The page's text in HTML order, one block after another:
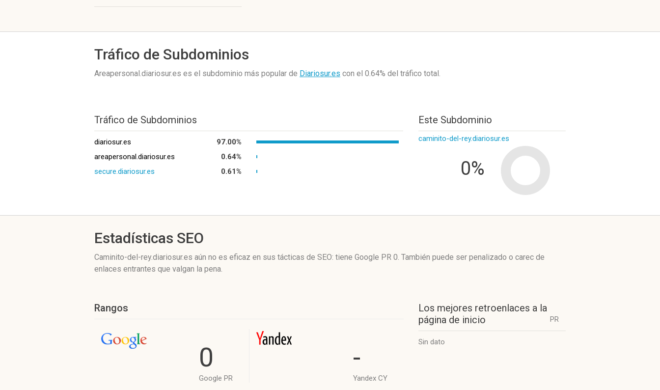
Tráfico de Subdominios
Areapersonal.diariosur.es es el subdominio más popular de Diariosur.es con el 0.64% del tráfico total.
Tráfico de Subdominios
diariosur.es
97.00%
areapersonal.diariosur.es
0.64%
secure.diariosur.es
0.61%
Este Subdominio
caminito-del-rey.diariosur.es
0%
Estadísticas SEO
Caminito-del-rey.diariosur.es aún no es eficaz en sus tácticas de SEO: tiene Google PR 0. También puede ser penalizado o carec de
enlaces entrantes que valgan la pena.
Rangos
0
Google PR
-
Yandex CY
Los mejores retroenlaces a la
página de inicio
PR
Sin dato